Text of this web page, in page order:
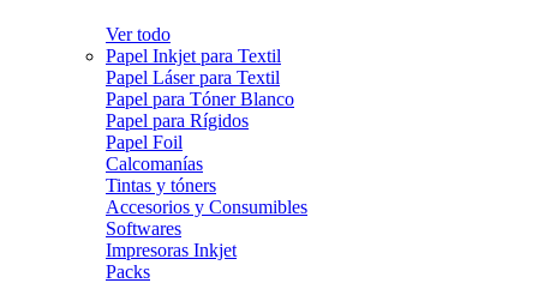
Ver todo
Papel Inkjet para Textil
Papel Láser para Textil
Papel para Tóner Blanco
Papel para Rígidos
Papel Foil
Calcomanías
Tintas y tóners
Accesorios y Consumibles
Softwares
Impresoras Inkjet
Packs